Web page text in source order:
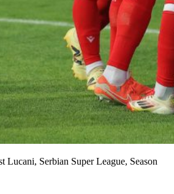
Lucani, Serbian Super League, Season